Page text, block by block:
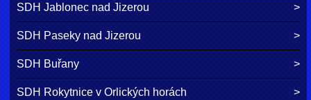
SDH Jablonec nad Jizerou
SDH Paseky nad Jizerou
SDH Buřany
SDH Rokytnice v Orlických horách